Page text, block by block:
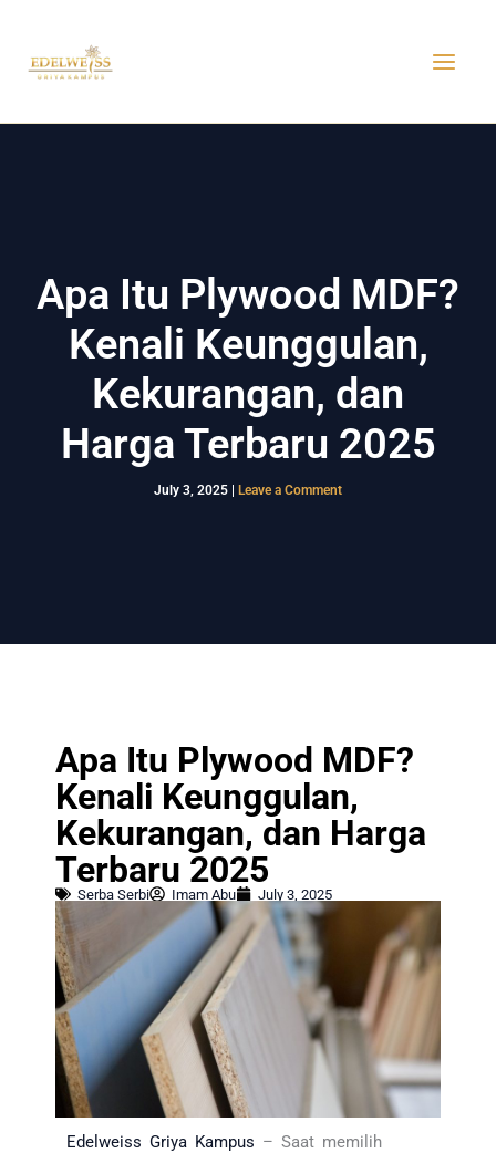
content
Apa Itu Plywood MDF?
Kenali Keunggulan,
Kekurangan, dan
Harga Terbaru 2025
July 3, 2025 Leave a Comment
Apa Itu Plywood MDF?
Kenali Keunggulan,
Kekurangan, dan Harga
Terbaru 2025
Serba Serbi Imam Abu July 3, 2025
Edelweiss Griya Kampus – Saat memilih